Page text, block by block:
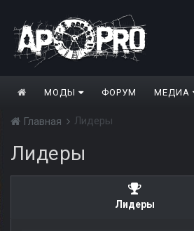
МОДЫ ФОРУМ МЕДИА
Главная Лидеры
Лидеры
Лидеры